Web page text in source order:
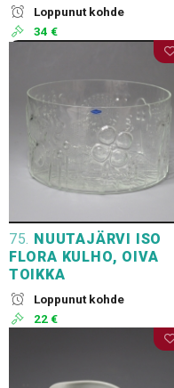
Loppunut kohde
34 €
75. NUUTAJÄRVI ISO
FLORA KULHO, OIVA
TOIKKA
Loppunut kohde
22 €